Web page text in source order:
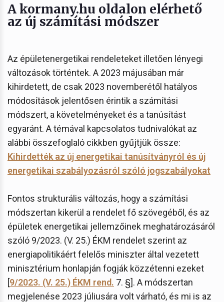
A kormany.hu oldalon elérhető
az új számítási módszer
Az épületenergetikai rendeleteket illetően lényegi
változások történtek. A 2023 májusában már
kihirdetett, de csak 2023 novemberétől hatályos
módosítások jelentősen érintik a számítási
módszert, a követelményeket és a tanúsítást
egyaránt. A témával kapcsolatos tudnivalókat az
alábbi összefoglaló cikkben gyűjtjük össze:
Kihirdették az új energetikai tanúsítványról és új
energetikai szabályozásról szóló jogszabályokat
Fontos strukturális változás, hogy a számítási
módszertan kikerül a rendelet fő szövegéből, és az
épületek energetikai jellemzőinek meghatározásáról
szóló 9/2023. (V. 25.) ÉKM rendelet szerint az
energiapolitikáért felelős miniszter által vezetett
minisztérium honlapján fogják közzétenni ezeket
[9/2023. (V. 25.) ÉKM rend. 7. §]. A módszertan
megjelenése 2023 júliusára volt várható, és mi is az